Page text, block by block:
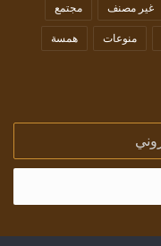
غير مصنف مجتمع
منوعات همسة